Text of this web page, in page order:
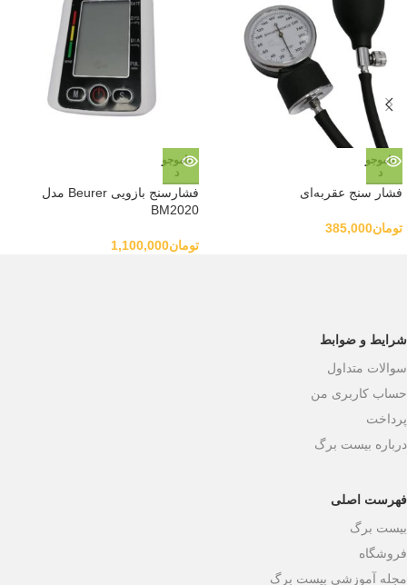
ناموجو
د
فشار سنج عقربه‌ای
تومان385,000
ناموجو
د
فشارسنج بازویی Beurer مدل
BM2020
تومان1,100,000
شرایط و ضوابط
سوالات متداول
حساب کاربری من
پرداخت
درباره بیست برگ
فهرست اصلی
بیست برگ
فروشگاه
مجله آموزشی بیست برگ